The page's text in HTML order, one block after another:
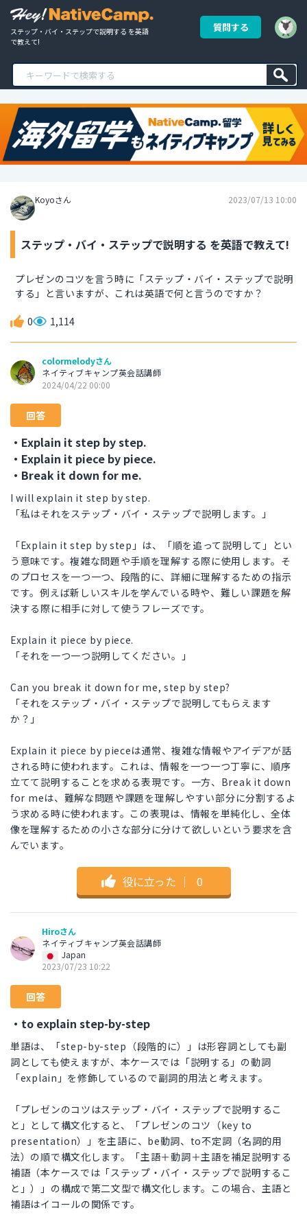
ステップ・バイ・ステップで説明する を英語
で教えて!
質問する
Koyoさん 2023/07/13 10:00
ステップ・バイ・ステップで説明する を英語で教えて!
プレゼンのコツを言う時に「ステップ・バイ・ステップで説明
する」と言いますが、これは英語で何と言うのですか？
0 1,114
colormelodyさん
ネイティブキャンプ英会話講師
2024/04/22 00:00
回答
・Explain it step by step.
・Explain it piece by piece.
・Break it down for me.
I will explain it step by step.
「私はそれをステップ・バイ・ステップで説明します。」
「Explain it step by step」は、「順を追って説明して」とい
う意味です。複雑な問題や手順を理解する際に使用します。そ
のプロセスを一つ一つ、段階的に、詳細に理解するための指示
です。例えば新しいスキルを学んでいる時や、難しい課題を解
決する際に相手に対して使うフレーズです。
Explain it piece by piece.
「それを一つ一つ説明してください。」
Can you break it down for me, step by step?
「それをステップ・バイ・ステップで説明してもらえます
か？」
Explain it piece by pieceは通常、複雑な情報やアイデアが話
される時に使われます。これは、情報を一つ一つ丁寧に、順序
立てて説明することを求める表現です。一方、Break it down
for meは、難解な問題や課題を理解しやすい部分に分割するよ
う求める時に使われます。この表現は、情報を単純化し、全体
像を理解するための小さな部分に分けて欲しいという要求を含
んでいます。
役に立った ｜ 0
Hiroさん
ネイティブキャンプ英会話講師
Japan
2023/07/23 10:22
回答
・to explain step-by-step
単語は、「step-by-step（段階的に）」は形容詞としても副
詞としても使えますが、本ケースでは「説明する」の動詞
「explain」を修飾しているので副詞的用法と考えます。
「プレゼンのコツはステップ・バイ・ステップで説明するこ
と」として構文化すると、「プレゼンのコツ（key to
presentation）」を主語に、be動詞、to不定詞（名詞的用
法）の順で構文化します。「主語＋動詞＋主語を補足説明する
補語（本ケースでは「ステップ・バイ・ステップで説明するこ
と」）」の構成で第二文型で構文化します。この場合、主語と
補語はイコールの関係です。